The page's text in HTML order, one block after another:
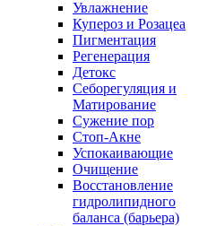
Увлажнение
Купероз и Розацеа
Пигментация
Регенерация
Детокс
Себорегуляция и
Матирование
Сужение пор
Стоп-Акне
Успокаивающие
Очищение
Восстановление
гидролипидного
баланса (барьера)